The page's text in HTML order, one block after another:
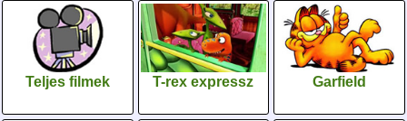
Teljes filmek T-rex expressz Garfield